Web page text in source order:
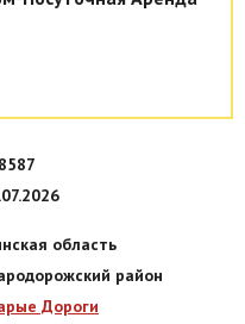
область
район
Дороги